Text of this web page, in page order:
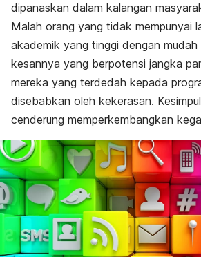
dipanaskan dalam kalangan
Malah orang yang tidak mempunyai
akademik yang tinggi dengan mudah
kesannya yang berpotensi jangka
mereka yang terdedah kepada
disebabkan oleh kekerasan.
cenderung memperkembangkan